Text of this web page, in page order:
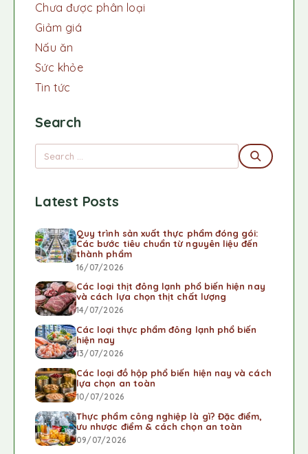
Chưa được phân loại
Giảm giá
Nấu ăn
Sức khỏe
Tin tức
Search
Latest Posts
Quy trình sản xuất thực phẩm đóng gói:
Các bước tiêu chuẩn từ nguyên liệu đến
thành phẩm
16/07/2026
Các loại thịt đông lạnh phổ biến hiện nay
và cách lựa chọn thịt chất lượng
14/07/2026
Các loại thực phẩm đông lạnh phổ biến
hiện nay
13/07/2026
Các loại đồ hộp phổ biến hiện nay và cách
lựa chọn an toàn
10/07/2026
Thực phẩm công nghiệp là gì? Đặc điểm,
ưu nhược điểm & cách chọn an toàn
09/07/2026